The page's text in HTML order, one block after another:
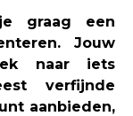
graag een
Jouw
naar iets
verfijnde
aanbieden,